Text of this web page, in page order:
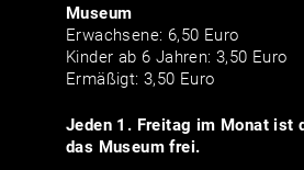
Museum
Erwachsene: 6,50 Euro
Kinder ab 6 Jahren: 3,50 Euro
Ermäßigt: 3,50 Euro
Jeden 1. Freitag im Monat ist
das Museum frei.